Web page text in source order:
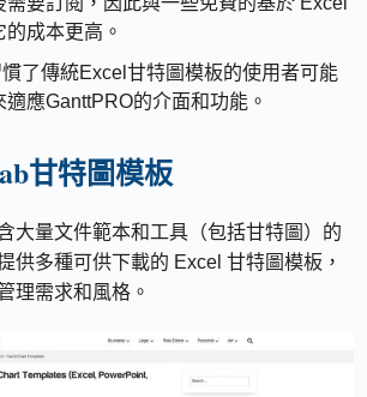
成本更高。
了傳統Excel甘特圖模板的使用者可能
應GanttPRO的介面和功能。
甘特圖模板
大量文件範本和工具（包括甘特圖）的
供多種可供下載的 Excel 甘特圖模板，
理需求和風格。